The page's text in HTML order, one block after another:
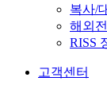
복사/
해외
RISS
고객센터